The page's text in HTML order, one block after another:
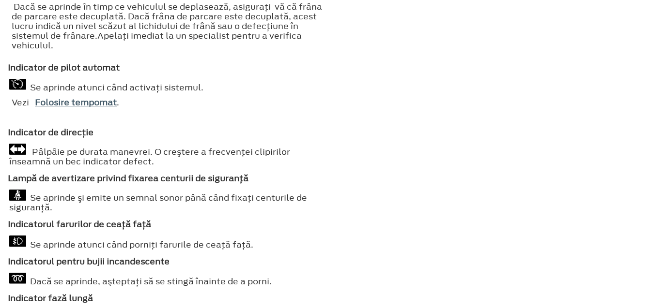
Dacă se aprinde în timp ce vehiculul se deplasează, asiguraţi-vă că frâna
de parcare este decuplată. Dacă frâna de parcare este decuplată, acest
lucru indică un nivel scăzut al lichidului de frână sau o defecţiune în
sistemul de frânare.Apelaţi imediat la un specialist pentru a verifica
vehiculul.
Indicator de pilot automat
Se aprinde atunci când activaţi sistemul.
Vezi Folosire tempomat.
Indicator de direcţie
Pâlpâie pe durata manevrei. O creştere a frecvenţei clipirilor
înseamnă un bec indicator defect.
Lampă de avertizare privind fixarea centurii de siguranţă
Se aprinde şi emite un semnal sonor până când fixaţi centurile de
siguranţă.
Indicatorul farurilor de ceaţă faţă
Se aprinde atunci când porniţi farurile de ceaţă faţă.
Indicatorul pentru bujii incandescente
Dacă se aprinde, aşteptaţi să se stingă înainte de a porni.
Indicator fază lungă